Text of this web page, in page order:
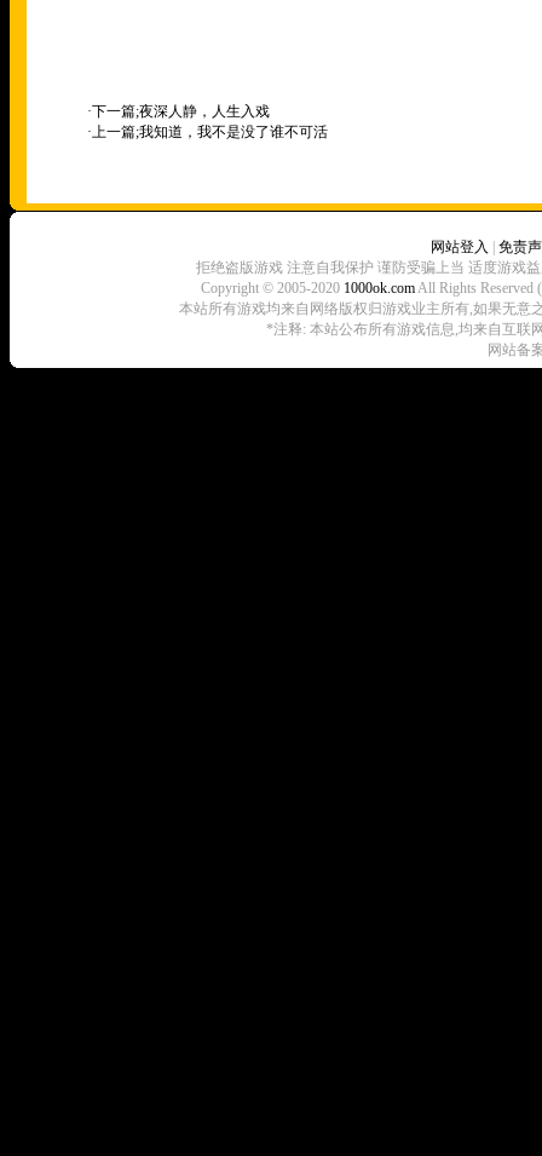
·下一篇;夜深人静，人生入戏
·上一篇;我知道，我不是没了谁不可活
网站登入
免责
拒绝盗版游戏 注意自我保护 谨防受骗上当 适度游戏
Copyright © 2005-2020 1000ok.comAll Rights
本站所有游戏均来自网络版权归游戏业主所有,如果无意
*注释: 本站公布所有游戏信息,均来自互联
网站备